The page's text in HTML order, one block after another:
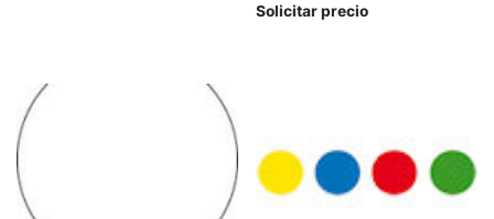
Solicitar precio